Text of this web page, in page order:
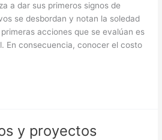
a dar sus primeros signos de
se desbordan y notan la soledad
acciones que se evalúan es
En consecuencia, conocer el costo
y proyectos